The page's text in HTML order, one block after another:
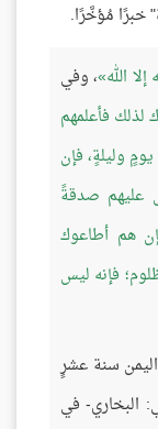
خبرًا مُؤخَّرًا.
الله ، وفي
لذلك فأعلمهم
وليلةٍ، فإن
عليهم صدقةً
هم أطاعوك
فإنه ليس
سنة عشرٍ
البخاري- في